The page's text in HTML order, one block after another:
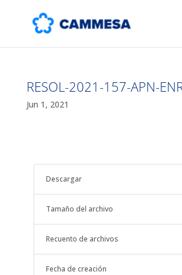
RESOL-2021-157-APN-
Jun 1, 2021
Descargar
Tamaño del archivo
Recuento de archivos
Fecha de creación